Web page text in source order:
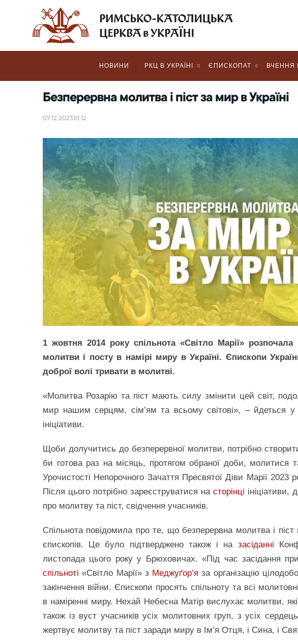
НОВИНИ РКЦ В УКРАЇНІ ЄПИСКОПАТ ВЧЕННЯ
Безперервна молитва і піст за мир в Україні
07.12.202310:12
1 жовтня 2014 року спільнота «Світло Марії» розпочала
молитви і посту в намірі миру в Україні. Єпископи
доброї волі тривати в молитві.
«Молитва Розарію та піст мають силу змінити цей світ,
мир нашим серцям, сім’ям та всьому світові», – йдеться у
ініціативи.
Щоби долучитись до безперервної молитви, потрібно
би готова раз на місяць, протягом обраної доби, молитися
Урочистості Непорочного Зачаття Пресвятої Діви Марії 2023
Після цього потрібно зареєструватися на сторінці
про молитву та піст, свідчення учасників.
Спільнота повідомила про те, що безперервна молитва і
єпископів. Це було підтверджено також і на засіданні
листопада цього року у Брюховичах. «Під час засідання
спільноті «Світло Марії» з Меджуґор’я за організацію
закінчення війни. Єпископи просять спільноту та всі
в наміренні миру. Нехай Небесна Матір вислухає молитви,
також із вуст учасників усіх молитовних груп, з усіх
жертвує молитву та піст заради миру в Ім’я Отця, і Сина, і